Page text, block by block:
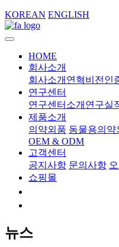
KOREAN ENGLISH
HOME
회사소개
회사소개 연혁비전 인
연구센터
연구센터소개 연구실
제품소개
의약외품 동물용의약
OEM & ODM
고객센터
공지사항 문의사항
쇼핑몰
뉴스